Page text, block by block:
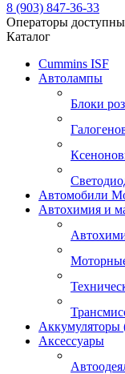
8 (903) 847-36-33
Операторы
Каталог
Cummins ISF
Автолампы
Блоки
Автомобили
Автохимия и
Аксессуары